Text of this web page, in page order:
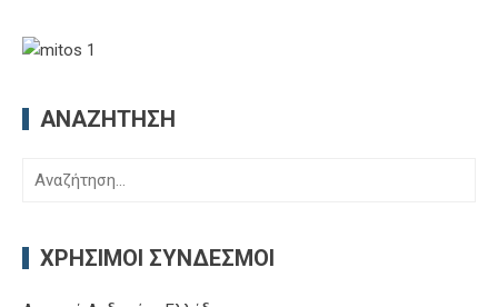
ΑΝΑΖΉΤΗΣΗ
Αναζήτηση
ΧΡΉΣΙΜΟΙ ΣΎΝΔΕΣΜΟΙ